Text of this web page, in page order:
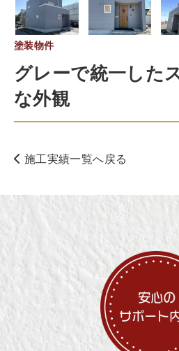
塗装物件
グレーで統一した
な外観
施工実績一覧へ戻る